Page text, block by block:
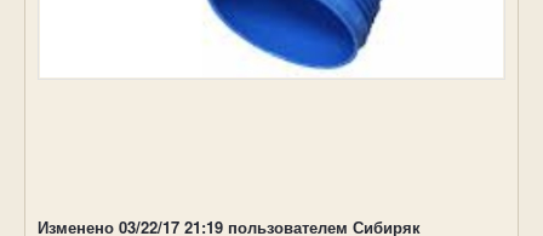
Изменено 03/22/17 21:19 пользователем Сибиряк